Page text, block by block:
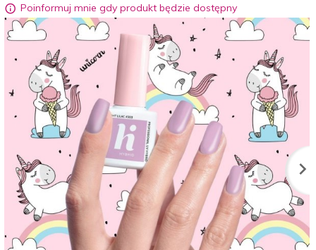
Poinformuj mnie gdy produkt będzie dostępny